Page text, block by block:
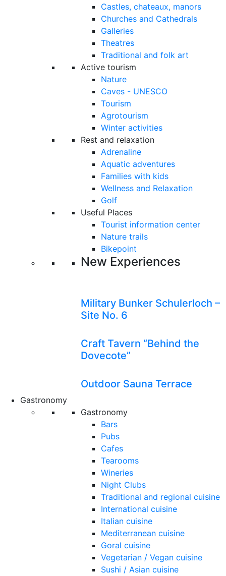
Castles, chateaux, manors
Churches and Cathedrals
Galleries
Theatres
Traditional and folk art
Active tourism
Nature
Caves - UNESCO
Tourism
Agrotourism
Winter activities
Rest and relaxation
Adrenaline
Aquatic adventures
Families with kids
Wellness and Relaxation
Golf
Useful Places
Tourist information center
Nature trails
Bikepoint
New Experiences
Military Bunker Schulerloch –
Site No. 6
Craft Tavern “Behind the
Dovecote”
Outdoor Sauna Terrace
Gastronomy
Gastronomy
Bars
Pubs
Cafes
Tearooms
Wineries
Night Clubs
Traditional and regional cuisine
International cuisine
Italian cuisine
Mediterranean cuisine
Goral cuisine
Vegetarian / Vegan cuisine
Sushi / Asian cuisine